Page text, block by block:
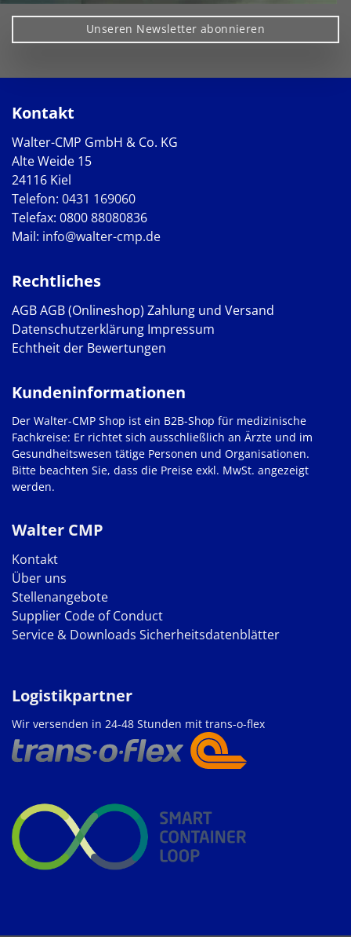
Unseren Newsletter abonnieren
Kontakt
Walter-CMP GmbH & Co. KG
Alte Weide 15
24116 Kiel
Telefon: 0431 169060
Telefax: 0800 88080836
Mail: info@walter-cmp.de
Rechtliches
AGBAGB (Onlineshop) Zahlung und Versand
Datenschutzerklärung Impressum
Echtheit der Bewertungen
Walter CMP
Kontakt
Über uns
Stellenangebote
Supplier Code of Conduct
Service & Downloads Sicherheitsdatenblätter
Kundeninformationen
Der Walter-CMP Shop ist ein B2B-Shop für medizinische
Fachkreise: Er richtet sich ausschließlich an Ärzte und im
Gesundheitswesen tätige Personen und Organisationen.
Bitte beachten Sie, dass die Preise exkl. MwSt. angezeigt
werden.
Logistikpartner
Wir versenden in 24-48 Stunden mit trans-o-flex